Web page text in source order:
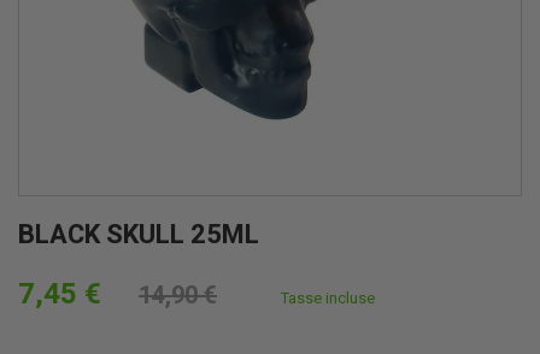
BLACK SKULL 25ML
7,45 € 14,90 € Tasse incluse